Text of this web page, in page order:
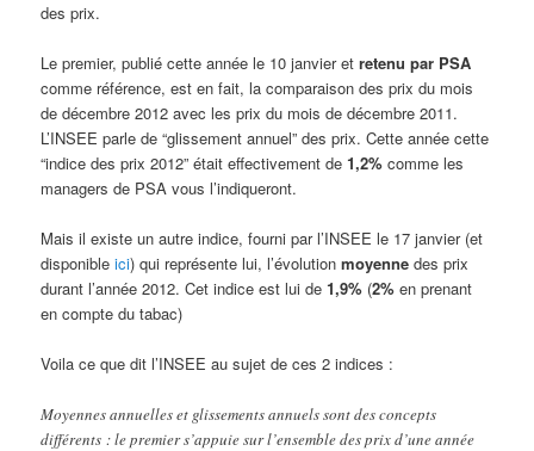
des prix.
Le premier, publié cette année le 10 janvier etretenu par PSA
comme référence, est en fait, la comparaison des prix du mois
de décembre 2012 avec les prix du mois de décembre 2011.
L’INSEE parle de “glissement annuel” des prix. Cette année cette
“indice des prix 2012” était effectivement de1,2% comme les
managers de PSA vous l’indiqueront.
Mais il existe un autre indice, fourni par l’INSEE le 17 janvier (et
disponibleici) qui représente lui, l’évolutionmoyenne des prix
durant l’année 2012. Cet indice est lui de1,9% (2% en prenant
en compte du tabac)
Voila ce que dit l’INSEE au sujet de ces 2 indices :
Moyennes annuelles et glissements annuels sont des concepts
différents : le premier s’appuie sur l’ensemble des prix d’une année